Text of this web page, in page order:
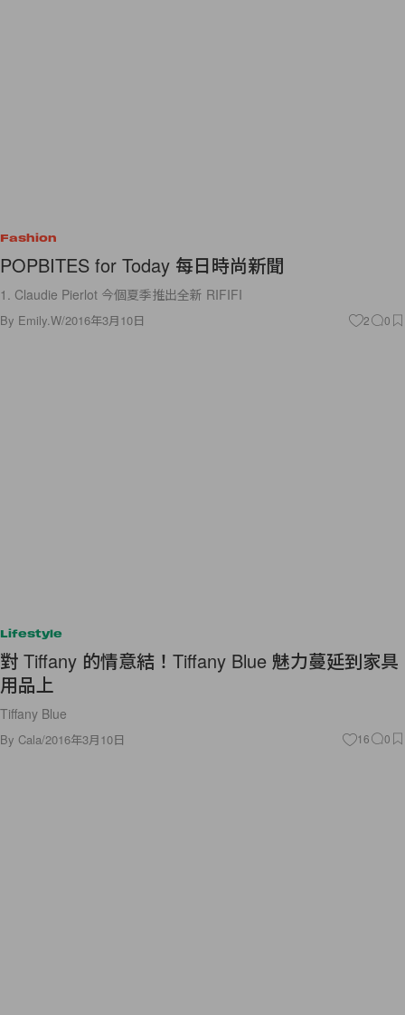
Fashion
POPBITES for Today 每日時尚新聞
1. Claudie Pierlot 今個夏季推出全新 RIFIFI
By Emily.W/2016年3月10日 2 0
Lifestyle
對 Tiffany 的情意結！Tiffany Blue 魅力蔓延到家具
用品上
Tiffany Blue
By Cala/2016年3月10日 16 0